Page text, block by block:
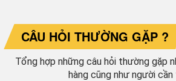
CÂU HỎI THƯỜNG GẶP ?
Tổng hợp những câu hỏi thường gặp
hàng cũng như người